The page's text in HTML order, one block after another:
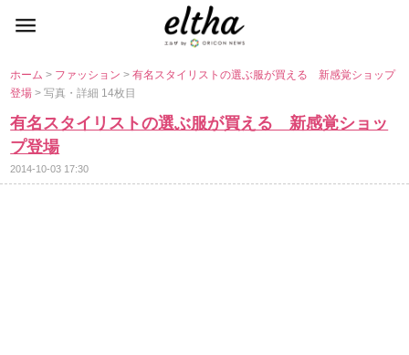
ホーム> ファッション>有名スタイリストの選ぶ服が買える 新感覚ショップ
登場> 写真・詳細 14枚目
有名スタイリストの選ぶ服が買える 新感覚ショッ
プ登場
2014-10-03 17:30